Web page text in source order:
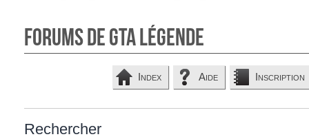
Forums de GTA Légende
Index Aide Inscription
Rechercher